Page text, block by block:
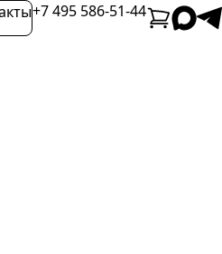
+7 495 586-51-44